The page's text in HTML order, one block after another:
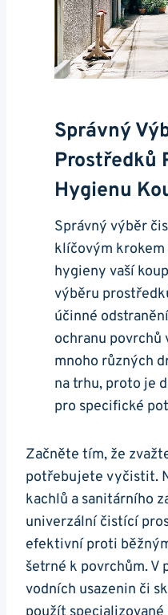
Správný
Prostředků
Hygienu
Správný výběr
klíčovým krokem
hygieny vaší
výběru
účinné
ochranu povrchů
mnoho různých
na trhu, proto je
pro specifické
Začněte tím, že
potřebujete vyčistit.
kachlů a sanitárního
univerzální čistící
efektivní proti
šetrné k povrchům. V
vodních usazenin či